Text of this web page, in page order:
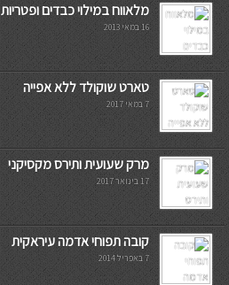
מלאווח במילוי כבדים ופטריות
16 במאי 2013
טארט שוקולד ללא אפייה
7 במאי 2017
מרק שעועית ותירס מקסיקני
17 בינואר 2017
קובה תפוחי אדמה עיראקית
7 באפריל 2014